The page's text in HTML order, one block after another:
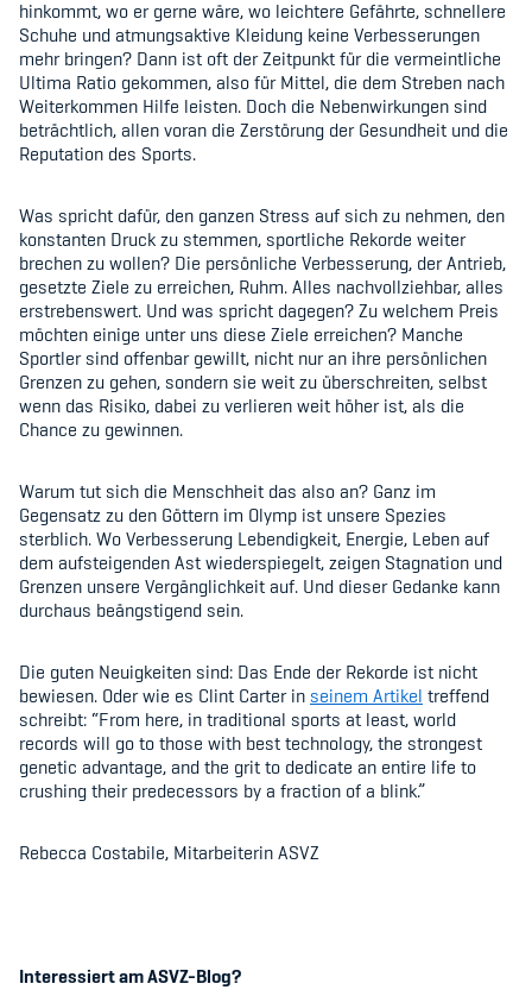
hinkommt, wo er gerne wäre, wo leichtere Gefährte, schnellere
Schuhe und atmungsaktive Kleidung keine Verbesserungen
mehr bringen? Dann ist oft der Zeitpunkt für die vermeintliche
Ultima Ratio gekommen, also für Mittel, die dem Streben nach
Weiterkommen Hilfe leisten. Doch die Nebenwirkungen sind
beträchtlich, allen voran die Zerstörung der Gesundheit und die
Reputation des Sports.
Was spricht dafür, den ganzen Stress auf sich zu nehmen, den
konstanten Druck zu stemmen, sportliche Rekorde weiter
brechen zu wollen? Die persönliche Verbesserung, der Antrieb,
gesetzte Ziele zu erreichen, Ruhm. Alles nachvollziehbar, alles
erstrebenswert. Und was spricht dagegen? Zu welchem Preis
möchten einige unter uns diese Ziele erreichen? Manche
Sportler sind offenbar gewillt, nicht nur an ihre persönlichen
Grenzen zu gehen, sondern sie weit zu überschreiten, selbst
wenn das Risiko, dabei zu verlieren weit höher ist, als die
Chance zu gewinnen.
Warum tut sich die Menschheit das also an? Ganz im
Gegensatz zu den Göttern im Olymp ist unsere Spezies
sterblich. Wo Verbesserung Lebendigkeit, Energie, Leben auf
dem aufsteigenden Ast wiederspiegelt, zeigen Stagnation und
Grenzen unsere Vergänglichkeit auf. Und dieser Gedanke kann
durchaus beängstigend sein.
Die guten Neuigkeiten sind: Das Ende der Rekorde ist nicht
bewiesen. Oder wie es Clint Carter in seinem Artikel treffend
schreibt: “From here, in traditional sports at least, world
records will go to those with best technology, the strongest
genetic advantage, and the grit to dedicate an entire life to
crushing their predecessors by a fraction of a blink.”
Rebecca Costabile, Mitarbeiterin ASVZ
Interessiert am ASVZ-Blog?